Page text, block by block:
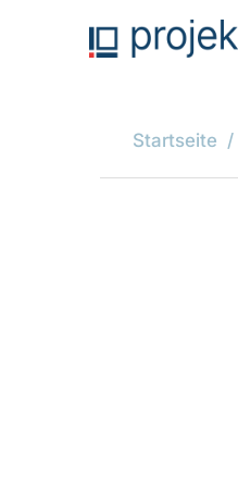
Startseite